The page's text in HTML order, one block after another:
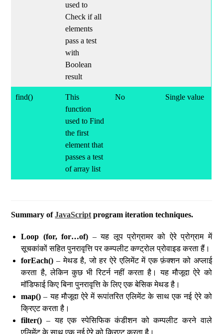
used to
Check if all
elements
pass a test
with
Boolean
result
find()
This
function
used to Find
the first
element that
passes a test
of array list
No Single value
Summary ofJavaScript program iteration techniques.
Loop (for, for…of) – यह लूप प्रोग्रामर को ऐरे प्रोग्राम में
सूचकांकों सहित पुनरावृत्ति पर कम्पलीट कण्ट्रोल प्रोवाइड करता हैं।
forEach() – मेथड है, जो हर ऐरे एलिमेंट में एक फ़ंक्शन को अप्लाई
करता है, लेकिन कुछ भी रिटर्न नहीं करता है। यह मौजूदा ऐरे को
मॉडिफाई किए बिना पुनरावृत्ति के लिए एक बेसिक मेथड है।
map() – यह मौजूदा ऐरे में रूपांतरित एलिमेंट के साथ एक नई ऐरे को
क्रिएट करता है।
filter() – यह एक स्पेसिफिक कंडीशन को कम्पलीट करने वाले
एलिमेंट के साथ एक नई ऐरे को क्रिएट करता है।